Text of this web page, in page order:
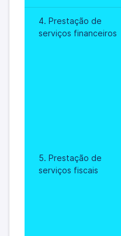
4. Prestação de
serviços financeiros
5. Prestação de
serviços fiscais